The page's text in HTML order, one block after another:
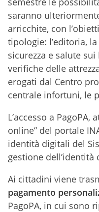
saranno
arricchite, con
tipologie: l’editoria,
sicurezza e salute
verifiche delle
erogati dal Centro
centrale infortuni, le
L’accesso a PagoPA,
online” del portale
identità digitali del
gestione dell’identità
Ai cittadini viene
pagamento
PagoPA, in cui sono